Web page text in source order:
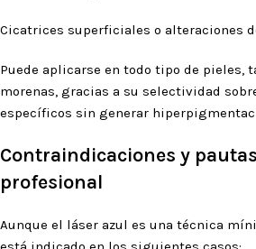
Cicatrices superficiales o alteraciones
Puede aplicarse en todo tipo de pieles,
morenas, gracias a su selectividad
específicos sin generar
Contraindicaciones y
profesional
Aunque el láser azul es una técnica